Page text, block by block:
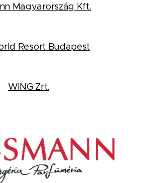
Magyarország Kft.
Resort Budapest
WING Zrt.